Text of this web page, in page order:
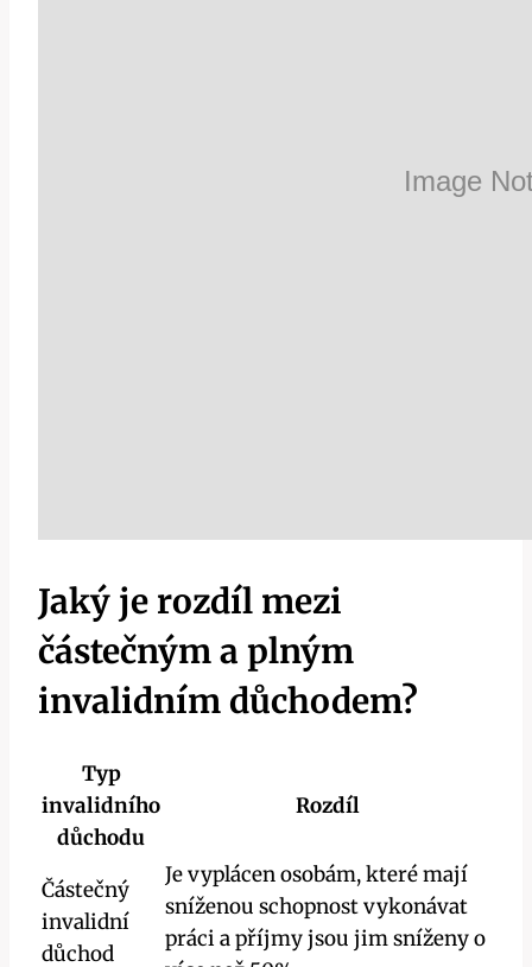
Jaký je ‌rozdíl mezi
částečným a plným
invalidním ‌důchodem?
Typ
invalidního
důchodu
Rozdíl
Částečný
invalidní
důchod
Je⁣ vyplácen osobám, které ⁣mají
sníženou schopnost vykonávat⁢
práci a příjmy jsou jim sníženy o‍